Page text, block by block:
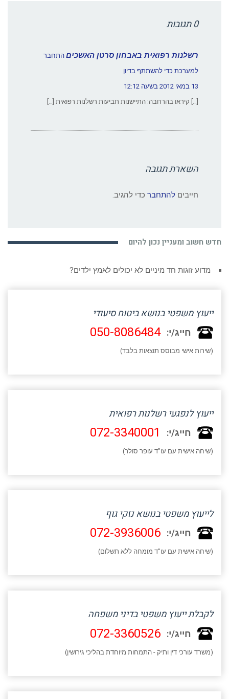
0 תגובות
רשלנות רפואית באבחון סרטן האשכים התחבר
למערכת כדי להשתתף בדיון
13 במאי 2012 בשעה 12:12
[…] קיראו בהרחבה: התיישנות תביעות רשלנות רפואית […]
השארת תגובה
חייבים להתחבר כדי להגיב.
חדש חשוב ומעניין נכון להיום
מדוע זוגות חד מיניים לא יכולים לאמץ ילדים?
ייעוץ משפטי בנושא ביטוח סיעודי
חייג/י: 050-8086484
(שירות אישי מבוסס תוצאות בלבד)
ייעוץ לנפגעי רשלנות רפואית
חייג/י: 072-3340001
(שיחה אישית עם עו"ד עופר סולר)
לייעוץ משפטי בנושא נזקי גוף
חייג/י: 072-3936006
(שיחה אישית עם עו"ד מומחה ללא תשלום)
לקבלת ייעוץ משפטי בדיני משפחה
חייג/י: 072-3360526
(משרד עורכי דין ותיק - התמחות מיוחדת בהליכי גירושין)